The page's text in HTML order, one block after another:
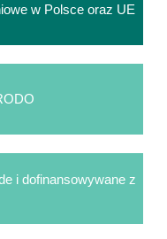
w Polsce oraz UE
i dofinansowywane z